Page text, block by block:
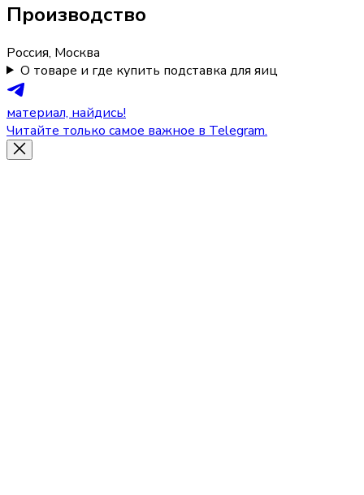
Производство
Россия, Москва
О товаре и где купить подставка для яиц
материал, найдись!
Читайте только самое важное в Telegram.